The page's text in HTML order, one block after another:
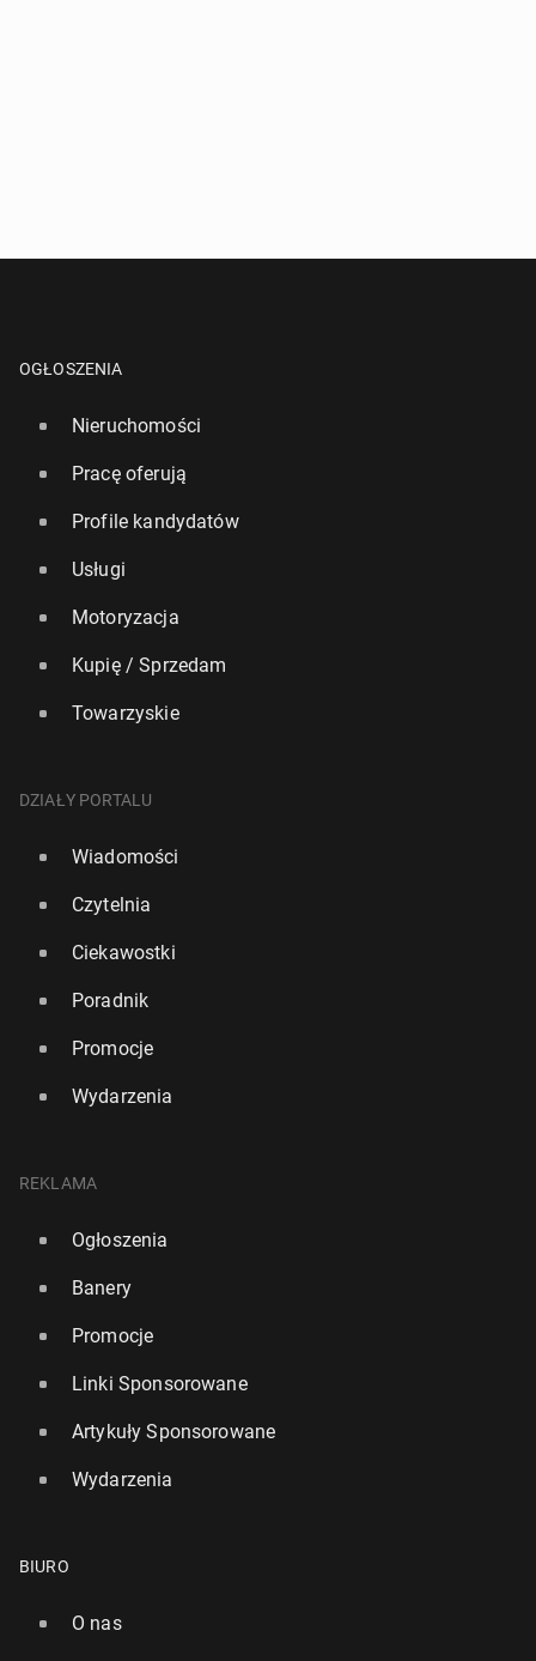
OGŁOSZENIA
Nieruchomości
Pracę oferują
Profile kandydatów
Usługi
Motoryzacja
Kupię / Sprzedam
Towarzyskie
DZIAŁY PORTALU
Wiadomości
Czytelnia
Ciekawostki
Poradnik
Promocje
Wydarzenia
REKLAMA
Ogłoszenia
Banery
Promocje
Linki Sponsorowane
Artykuły Sponsorowane
Wydarzenia
BIURO
O nas